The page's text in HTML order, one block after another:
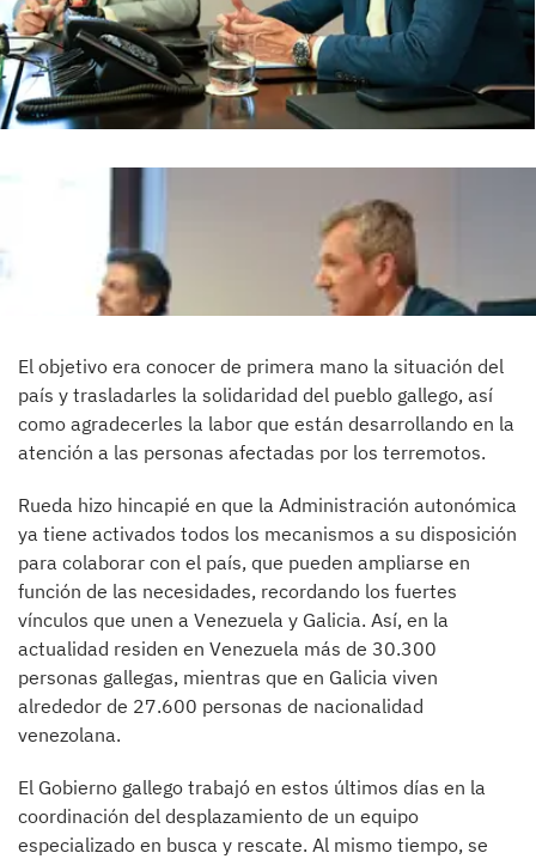
El objetivo era conocer de primera mano la situación del
país y trasladarles la solidaridad del pueblo gallego, así
como agradecerles la labor que están desarrollando en la
atención a las personas afectadas por los terremotos.
Rueda hizo hincapié en que la Administración autonómica
ya tiene activados todos los mecanismos a su disposición
para colaborar con el país, que pueden ampliarse en
función de las necesidades, recordando los fuertes
vínculos que unen a Venezuela y Galicia. Así, en la
actualidad residen en Venezuela más de 30.300
personas gallegas, mientras que en Galicia viven
alrededor de 27.600 personas de nacionalidad
venezolana.
El Gobierno gallego trabajó en estos últimos días en la
coordinación del desplazamiento de un equipo
especializado en busca y rescate. Al mismo tiempo, se